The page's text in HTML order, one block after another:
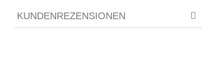
KUNDENREZENSIONEN